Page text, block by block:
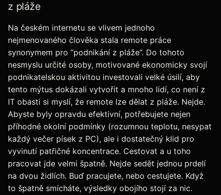
z pláže
Na českém internetu se vlivem jednoho
nejmenovaného člověka stala remote práce
synonymem pro “podnikání z pláže”. Do tohoto
nesmyslu určité osoby, motivované ekonomicky svojí
podnikatelskou aktivitou investovali velké úsilí, aby
tento mýtus dokázali vytvořit a mnoho lidí, co není z
IT obasti si myslí, že remote lze dělat z pláže. Nejde.
Abyste byly opravdu efektivní, potřebujete nejen
příhodné okolní podmínky (rozumnou teplotu, nesypat
každý večer písek z PC), ale i dostatečný klid pro
vyvinutí patřičné koncentrace. Cestovat a u toho
pracovat jde velmi špatně. Nejde sedět jednou prdelí
na dvou židlích. Buď pracujete, nebo cestujete. Když
to špatně smícháte, výsledky obojího stojí za nic.